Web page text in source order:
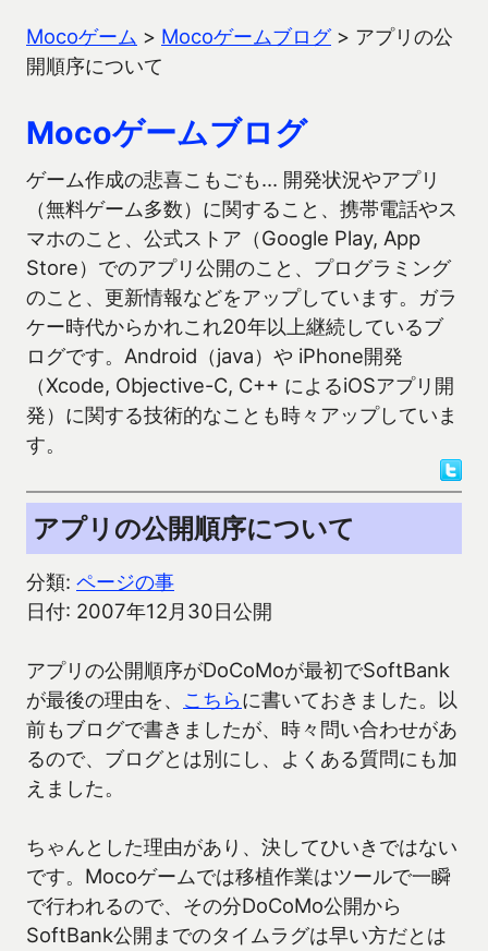
Mocoゲーム > Mocoゲームブログ> アプリの公
開順序について
Mocoゲームブログ
ゲーム作成の悲喜こもごも… 開発状況やアプリ
（無料ゲーム多数）に関すること、携帯電話やス
マホのこと、公式ストア（Google Play, App
Store）でのアプリ公開のこと、プログラミング
のこと、更新情報などをアップしています。ガラ
ケー時代からかれこれ20年以上継続しているブ
ログです。Android（java）や iPhone開発
（Xcode, Objective-C, C++ によるiOSアプリ開
発）に関する技術的なことも時々アップしていま
す。
アプリの公開順序について
分類: ページの事
日付: 2007年12月30日公開
アプリの公開順序がDoCoMoが最初でSoftBank
が最後の理由を、 こちらに書いておきました。以
前もブログで書きましたが、時々問い合わせがあ
るので、ブログとは別にし、よくある質問にも加
えました。
ちゃんとした理由があり、決してひいきではない
です。Mocoゲームでは移植作業はツールで一瞬
で行われるので、その分DoCoMo公開から
SoftBank公開までのタイムラグは早い方だとは